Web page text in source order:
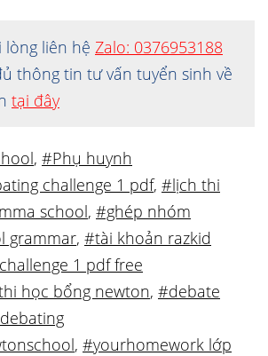
lòng liên hệ Zalo: 0376953188
thông tin tư vấn tuyển sinh về
tại đây
, #Phụ huynh
challenge 1 pdf, #lịch thi
school, #ghép nhóm
grammar, #tài khoản razkid
1 pdf free
học bổng newton, #debate
, #yourhomework lớp